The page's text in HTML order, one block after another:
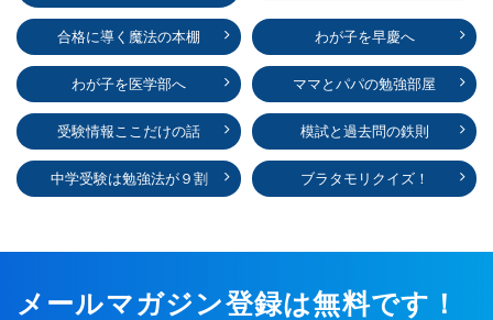
合格に導く魔法の本棚 わが子を早慶へ
わが子を医学部へ ママとパパの勉強部屋
受験情報ここだけの話 模試と過去問の鉄則
中学受験は勉強法が９割 ブラタモリクイズ！
メールマガジン登録は無料です！